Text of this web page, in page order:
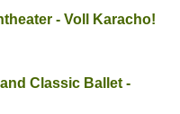
- Voll Karacho!
Classic Ballet -